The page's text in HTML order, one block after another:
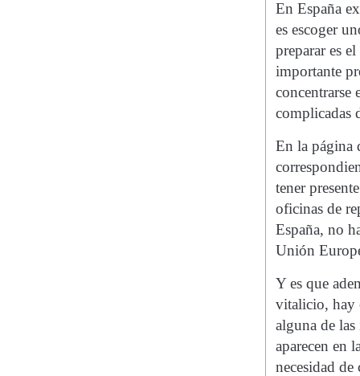
En España
es escoger
preparar es
importante
concentrarse
complicadas
En la página
tener
oficinas de
España, no
Unión
Y es que
vitalicio, hay
alguna de
aparecen en
necesidad